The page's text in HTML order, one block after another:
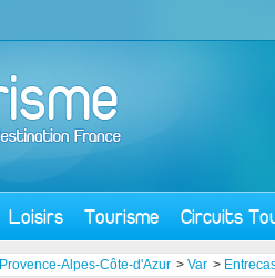
Loisirs Tourisme Circuits
Provence-Alpes-Côte-d'Azur > Var >